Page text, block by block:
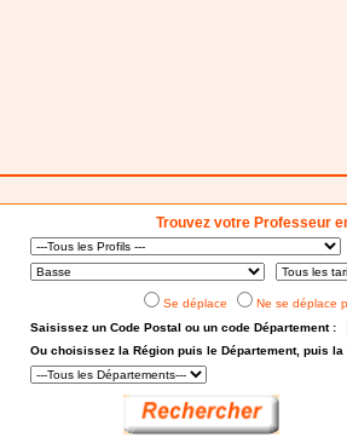
Trouvez votre Professeur
Se déplace Ne se déplace
Saisissez un Code Postal ou un code Département :
Ou choisissez la Région puis le Département, puis la